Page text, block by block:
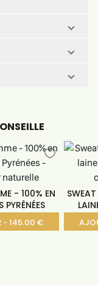
- 100% EN
PYRÉNÉES
- 145.00 €